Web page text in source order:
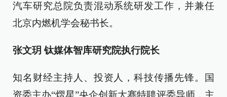
汽车研究总院负责混动系统研发工作，并兼任
北京内燃机学会秘书长。
张文玥 钛媒体智库研究院执行院长
知名财经主持人、投资人，科技传播先锋。国
资委主办“熠星”央企创新大赛特聘评委导师，主